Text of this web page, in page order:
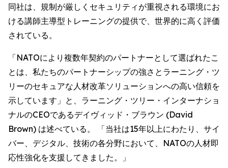
同社は、規制が厳しくセキュリティが重視される環境にお
ける講師主導型トレーニングの提供で、世界的に高く評価
されている。
「NATOにより複数年契約のパートナーとして選ばれたこ
とは、私たちのパートナーシップの強さとラーニング・ツ
リーのセキュアな人材改革ソリューションへの高い信頼を
示しています」と、ラーニング・ツリー・インターナショ
ナルのCEOであるデイヴィッド・ブラウン (David
Brown) は述べている。 「当社は15年以上にわたり、サイ
バー、デジタル、技術の各分野において、NATOの人材即
応性強化を支援してきました。」